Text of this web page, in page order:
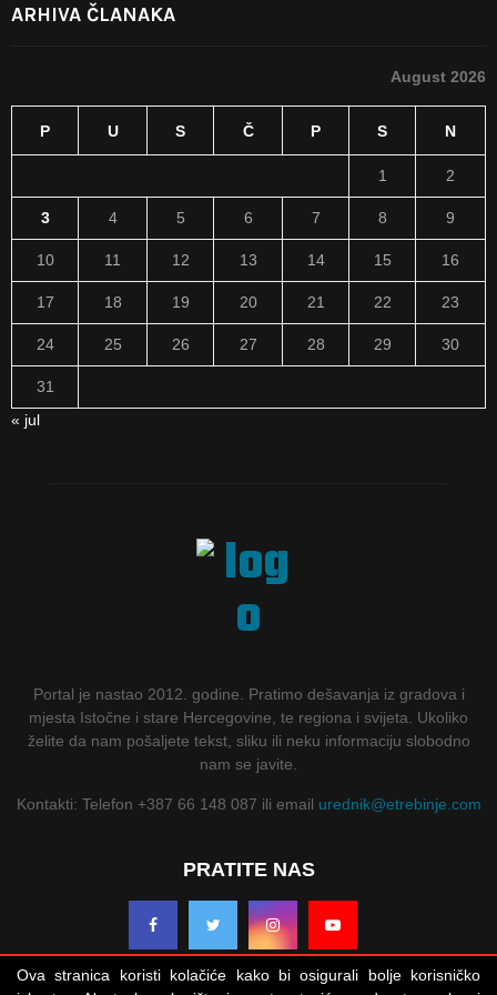
ARHIVA ČLANAKA
August 2026
P U S Č P S N
1 2
3 4 5 6 7 8 9
10 11 12 13 14 15 16
17 18 19 20 21 22 23
24 25 26 27 28 29 30
31
« jul
Portal je nastao 2012. godine. Pratimo dešavanja iz gradova i
mjesta Istočne i stare Hercegovine, te regiona i svijeta. Ukoliko
želite da nam pošaljete tekst, sliku ili neku informaciju slobodno
nam se javite.
Kontakti: Telefon +387 66 148 087 ili email urednik@etrebinje.com
PRATITE NAS
Ova stranica koristi kolačiće kako bi osigurali bolje korisničko